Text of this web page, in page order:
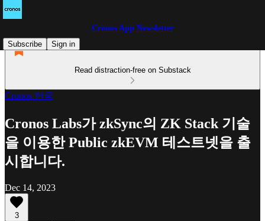
Cronos App Newsletter
Subscribe
Sign in
Read distraction-free on Substack
Cronos 한국
Cronos Labs가 zkSync의 ZK Stack 기술
을 이용한 Public zkEVM 테스트넷을 출
시합니다.
Dec 14, 2023
3